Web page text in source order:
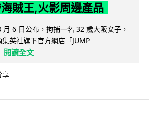
賊王,火影周邊產品
月 6 日公布，拘捕一名 32 歲大阪女子，
英社旗下官方網店「JUMP
閱讀全文
享